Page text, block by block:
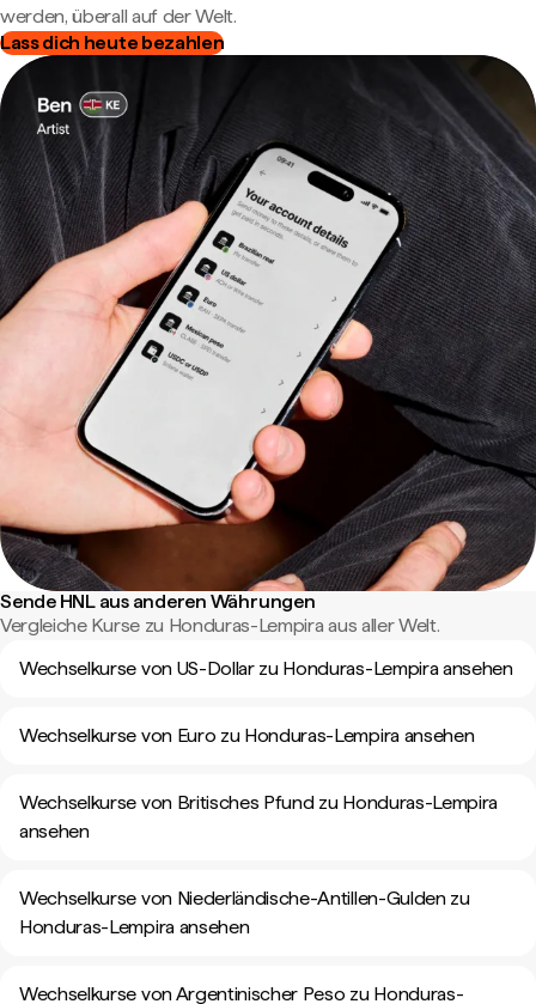
werden, überall auf der Welt.
Lass dich heute bezahlen
Sende HNL aus anderen Währungen
Vergleiche Kurse zu Honduras-Lempira aus aller Welt.
Wechselkurse von US-Dollar zu Honduras-Lempira ansehen
Wechselkurse von Euro zu Honduras-Lempira ansehen
Wechselkurse von Britisches Pfund zu Honduras-Lempira
ansehen
Wechselkurse von Niederländische-Antillen-Gulden zu
Honduras-Lempira ansehen
Wechselkurse von Argentinischer Peso zu Honduras-